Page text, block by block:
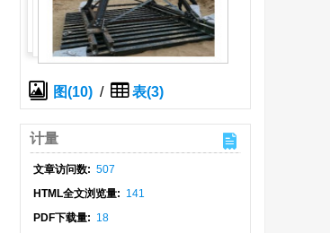
图(10) / 表(3)
计量
文章访问数: 507
HTML全文浏览量: 141
PDF下载量: 18